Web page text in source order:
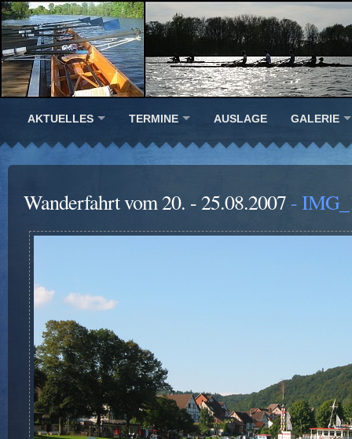
AKTUELLES TERMINE AUSLAGE GALERIE
Wanderfahrt vom 20. - 25.08.2007 -